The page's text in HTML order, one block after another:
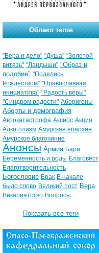
Облако тегов
"Вера и дело" "Душа" "Золотой
витязь" "Ландыши" "Образ и
подобие" "Поделись
Рождеством" "Православная
инициатива" "Радость веры"
"Синдром радости" Аборигены
Аборты и демография
Автокатастрофа Аксиос Акция
Алкоголизм Амурская епархия
Амурское благочиние
Анонсы Армия Бари
Беременность и роды Благовест
Благотворительность
Богословие Брак В начале
было слово Великий пост Вера
Викариатство Вопросы
Показать все теги